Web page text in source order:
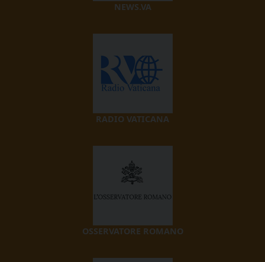
NEWS.VA
RADIO VATICANA
OSSERVATORE ROMANO